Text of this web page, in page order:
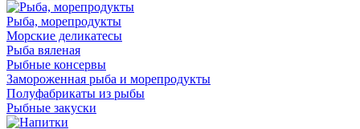
Рыба, морепродукты
Морские деликатесы
Рыба вяленая
Рыбные консервы
Замороженная рыба и морепродукты
Полуфабрикаты из рыбы
Рыбные закуски